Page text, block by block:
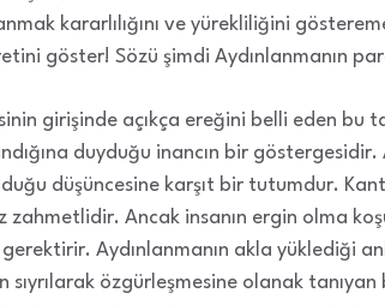
kararlılığını ve yürekliliğini
göster! Sözü şimdi Aydınlanmanın
girişinde açıkça ereğini belli eden bu
duyduğu inancın bir
düşüncesine karşıt bir tutumdur.
Ancak insanın ergin olma
Aydınlanmanın akla yüklediği
sıyrılarak özgürleşmesine olanak